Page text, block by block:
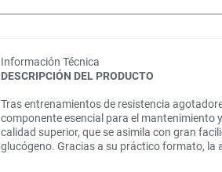
Información Técnica
DESCRIPCIÓN DEL PRODUCTO
Tras entrenamientos de resistencia
componente esencial para el mantenimiento
calidad superior, que se asimila con gran
glucógeno. Gracias a su práctico formato, la